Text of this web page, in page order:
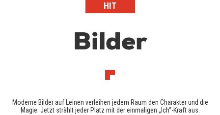
HIT
Bilder
Moderne Bilder auf Leinen verleihen jedem Raum den Charakter und die
Magie. Jetzt strählt jeder Platz mit der einmaligen „Ich“-Kraft aus.